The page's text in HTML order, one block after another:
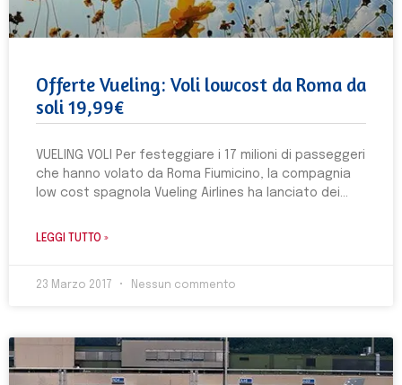
Offerte Vueling: Voli lowcost da Roma da
soli 19,99€
VUELING VOLI Per festeggiare i 17 milioni di passeggeri
che hanno volato da Roma Fiumicino, la compagnia
low cost spagnola Vueling Airlines ha lanciato dei
LEGGI TUTTO »
23 Marzo 2017 Nessun commento